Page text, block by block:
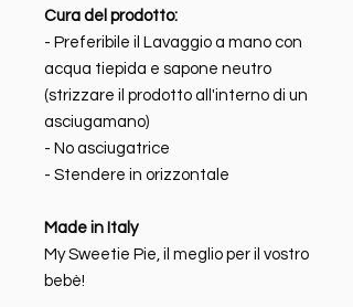
Cura del prodotto:
- Preferibile il Lavaggio a mano con
acqua tiepida e sapone neutro
(strizzare il prodotto all'interno di un
asciugamano)
- No asciugatrice
- Stendere in orizzontale
Made in Italy
My Sweetie Pie, il meglio per il vostro
bebè!